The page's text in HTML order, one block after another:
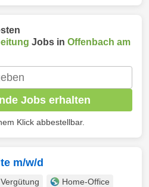
Jobs in Offenbach am
Jobs erhalten
Klick abbestellbar.
m/w/d
Home-Office